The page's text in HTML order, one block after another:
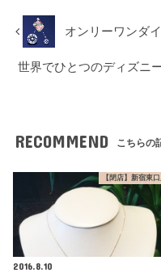
オンリーワンダ
世界でひとつのディズニ
RECOMMEND こちらの
【閉店】新宿東
2016.8.10